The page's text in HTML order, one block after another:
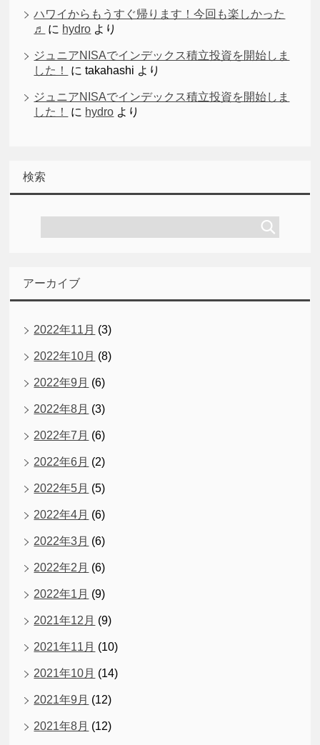
ハワイからもうすぐ帰ります！今回も楽しかった
♬
に hydro より
ジュニアNISAでインデックス積立投資を開始しま
した！
にtakahashi より
ジュニアNISAでインデックス積立投資を開始しま
した！
に hydro より
検索
アーカイブ
2022年11月 (3)
2022年10月 (8)
2022年9月 (6)
2022年8月 (3)
2022年7月 (6)
2022年6月 (2)
2022年5月 (5)
2022年4月 (6)
2022年3月 (6)
2022年2月 (6)
2022年1月 (9)
2021年12月 (9)
2021年11月 (10)
2021年10月 (14)
2021年9月 (12)
2021年8月 (12)